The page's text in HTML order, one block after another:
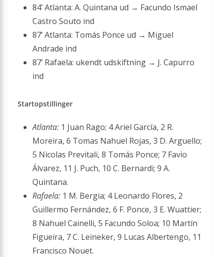
84’ Atlanta: A. Quintana ud → Facundo Ismael
Castro Souto ind
87’ Atlanta: Tomás Ponce ud → Miguel
Andrade ind
87’ Rafaela: ukendt udskiftning → J. Capurro
ind
Startopstillinger
Atlanta: 1 Juan Rago; 4 Ariel García, 2 R.
Moreira, 6 Tomas Nahuel Rojas, 3 D. Arguello;
5 Nicolas Previtali, 8 Tomás Ponce; 7 Favio
Álvarez, 11 J. Puch, 10 C. Bernardi; 9 A.
Quintana.
Rafaela: 1 M. Bergia; 4 Leonardo Flores, 2
Guillermo Fernández, 6 F. Ponce, 3 E. Wuattier;
8 Nahuel Cainelli, 5 Facundo Soloa; 10 Martín
Figueira, 7 C. Leineker, 9 Lucas Albertengo, 11
Francisco Nouet.